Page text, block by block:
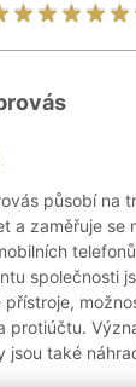
působí na
a zaměřuje se
společnosti
přístroje,
protiúčtu.
jsou také